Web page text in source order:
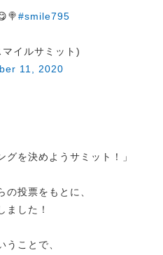
#smile795
イルサミット)
11, 2020
グを決めようサミット！」
投票をもとに、
ました！
うことで、